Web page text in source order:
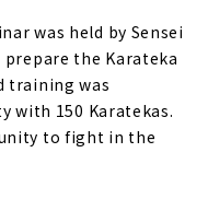
was held by Sensei
the Karateka
training was
with 150 Karatekas.
to fight in the